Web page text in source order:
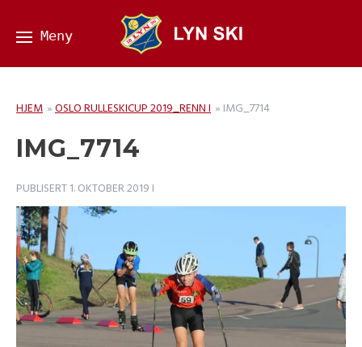
HJEM »OSLO RULLESKICUP 2019_RENN I » IMG_7714
IMG_7714
PUBLISERT1. OKTOBER 2019 I